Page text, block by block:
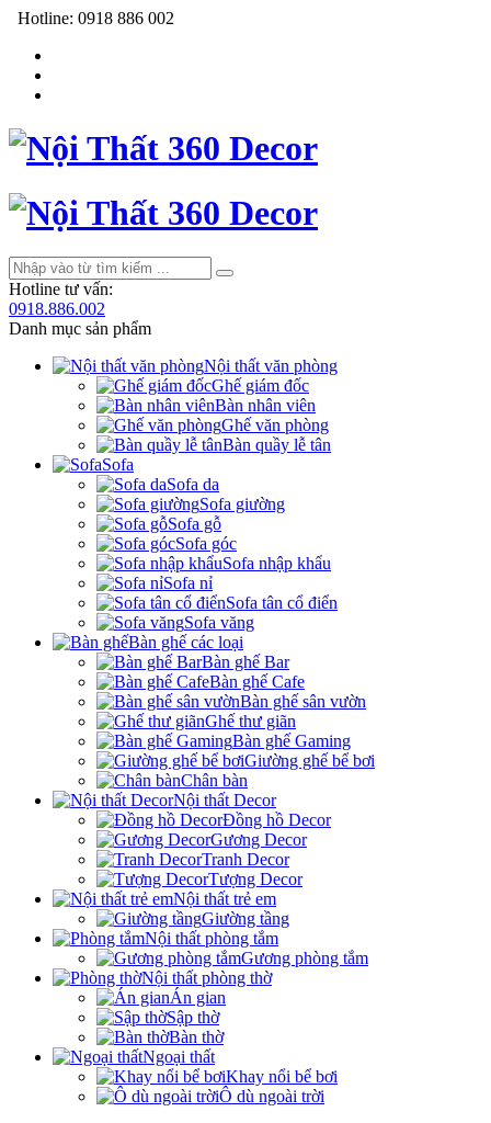
Hotline: 0918 886 002
Hotline tư vấn:
0918.886.002
Danh mục sản phẩm
Nội thất văn phòng
Ghế giám đốc
Bàn nhân viên
Ghế văn phòng
Bàn quầy lễ tân
Sofa
Sofa da
Sofa giường
Sofa gỗ
Sofa góc
Sofa nhập khẩu
Sofa nỉ
Sofa tân cổ điển
Sofa văng
Bàn ghế các loại
Bàn ghế Bar
Bàn ghế Cafe
Bàn ghế sân vườn
Ghế thư giãn
Bàn ghế Gaming
Giường ghế bể bơi
Chân bàn
Nội thất Decor
Đồng hồ Decor
Gương Decor
Tranh Decor
Tượng Decor
Nội thất trẻ em
Giường tầng
Nội thất phòng tắm
Gương phòng tắm
Nội thất phòng thờ
Án gian
Sập thờ
Bàn thờ
Ngoại thất
Khay nổi bể bơi
Ô dù ngoài trời